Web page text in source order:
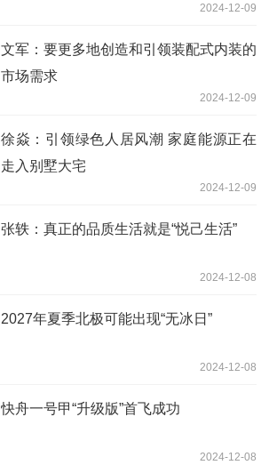
2024-12-09
文军：要更多地创造和引领装配式内装的
市场需求
2024-12-09
徐焱：引领绿色人居风潮 家庭能源正在
走入别墅大宅
2024-12-09
张轶：真正的品质生活就是“悦己生活”
2024-12-08
2027年夏季北极可能出现“无冰日”
2024-12-08
快舟一号甲“升级版”首飞成功
2024-12-08